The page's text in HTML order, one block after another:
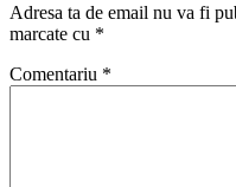
Adresa ta de email nu va fi
marcate cu *
Comentariu *